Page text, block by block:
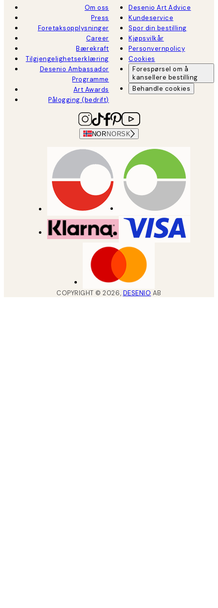
Om oss
Press
Foretaksopplysninger
Career
Bærekraft
Tilgjengelighetserklæring
Desenio Ambassador
Programme
Art Awards
Pålogging (bedrift)
Desenio Art Advice
Kundeservice
Spor din bestilling
Kjøpsvilkår
Personvernpolicy
Cookies
Forespørsel om å
kansellere bestilling
Behandle cookies
NORNORSK
COPYRIGHT ©2026, DESENIO AB